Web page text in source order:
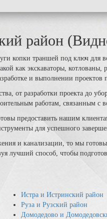
район
копки траншей под ключ для
как экскаваторы,
и выполнении проектов
от разработки проекта до
работам, связанным с
предоставить нашим
для успешного
и канализации, то мы
лучший способ, чтобы
Истра и Истринский район
Руза и Рузский район
Домодедово и